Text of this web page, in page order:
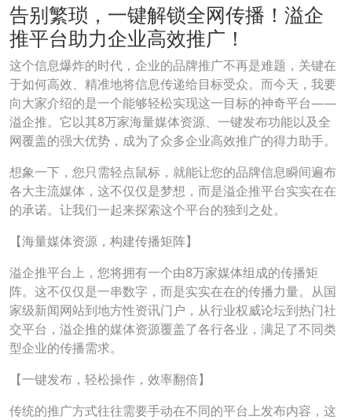
告别繁琐，一键解锁全网传播！溢企
推平台助力企业高效推广！
这个信息爆炸的时代，企业的品牌推广不再是难题，关键在
于如何高效、精准地将信息传递给目标受众。而今天，我要
向大家介绍的是一个能够轻松实现这一目标的神奇平台——
溢企推。它以其8万家海量媒体资源、一键发布功能以及全
网覆盖的强大优势，成为了众多企业高效推广的得力助手。
想象一下，您只需轻点鼠标，就能让您的品牌信息瞬间遍布
各大主流媒体，这不仅仅是梦想，而是溢企推平台实实在在
的承诺。让我们一起来探索这个平台的独到之处。
【海量媒体资源，构建传播矩阵】
溢企推平台上，您将拥有一个由8万家媒体组成的传播矩
阵。这不仅仅是一串数字，而是实实在在的传播力量。从国
家级新闻网站到地方性资讯门户，从行业权威论坛到热门社
交平台，溢企推的媒体资源覆盖了各行各业，满足了不同类
型企业的传播需求。
【一键发布，轻松操作，效率翻倍】
传统的推广方式往往需要手动在不同的平台上发布内容，这